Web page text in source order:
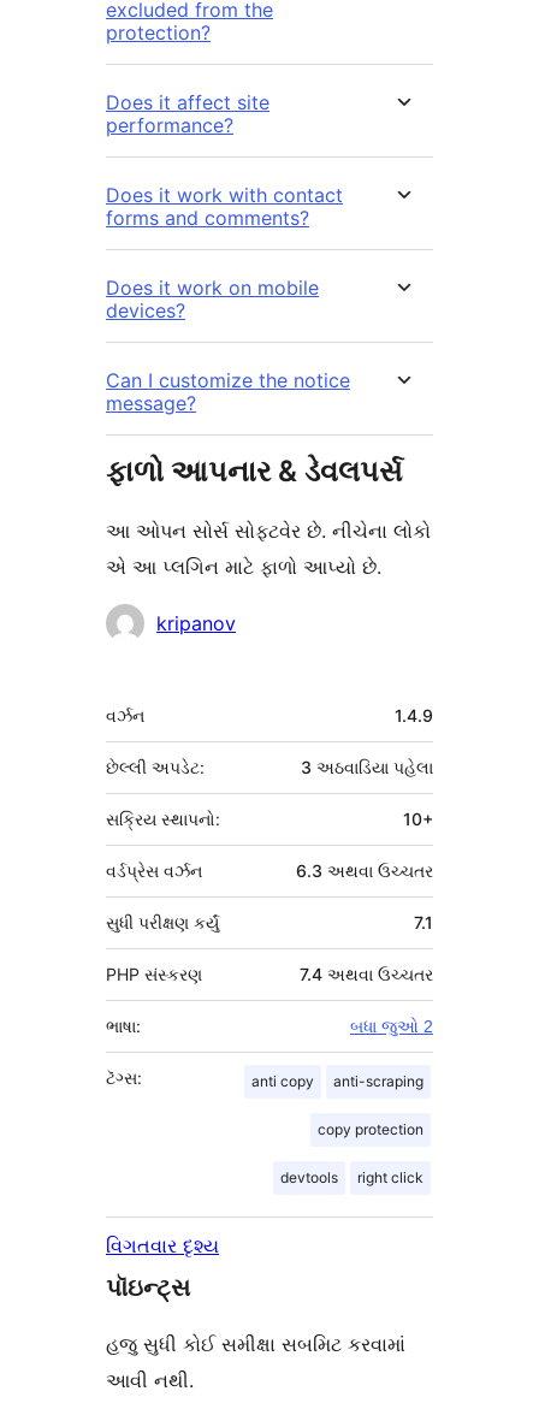
excluded from the
protection?
Does it affect site
performance?
Does it work with contact
forms and comments?
Does it work on mobile
devices?
Can I customize the notice
message?
ફાળો આપનાર & ડેવલપર્સ
આ ઓપન સોર્સ સોફ્ટવેર છે. નીચેના લોકો
એ આ પ્લગિન માટે ફાળો આપ્યો છે.
ફાળો
kripanov
મેટા
વર્ઝન 1.4.9
છેલ્લી અપડેટ: 3 અઠવાડિયા પહેલા
સક્રિય સ્થાપનો: 10+
વર્ડપ્રેસ વર્ઝન 6.3 અથવા ઉચ્ચતર
7.1
સુધી પરીક્ષણ કર્યું
PHP સંસ્કરણ 7.4 અથવા ઉચ્ચતર
ભાષા: બધા જુઓ 2
ટૅગ્સ: anti copy anti-scraping
copy protection
devtools right click
વિગતવાર દૃશ્ય
પૉઇન્ટ્સ
હજુ સુધી કોઈ સમીક્ષા સબમિટ કરવામાં
આવી નથી.